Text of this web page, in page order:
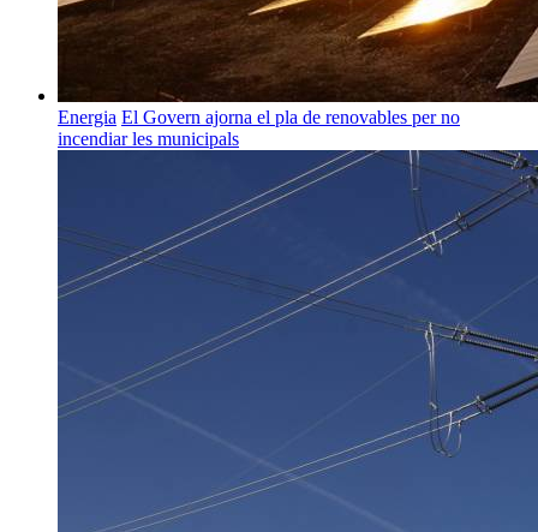
Energia El Govern ajorna el pla de renovables per no
incendiar les municipals